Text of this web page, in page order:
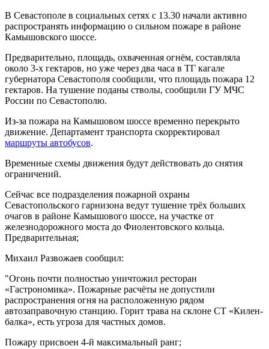
В Севастополе в социальных сетях с 13.30 начали активно
распространять информацию о сильном пожаре в районе
Камышовского шоссе.
Предварительно, площадь, охваченная огнём, составляла
около 3-х гектаров, но уже через два часа в ТГ кагале
губернатора Севастополя сообщили, что площадь пожара 12
гектаров. На тушение поданы стволы, сообщили ГУ МЧС
России по Севастополю.
Из-за пожара на Камышовом шоссе временно перекрыто
движение. Департамент транспорта скорректировал
маршруты автобусов.
Временные схемы движения будут действовать до снятия
ограничений.
Сейчас все подразделения пожарной охраны
Севастопольского гарнизона ведут тушение трёх больших
очагов в районе Камышового шоссе, на участке от
железнодорожного моста до Фиолентовского кольца.
Предварительная;
Михаил Развожаев сообщил:
"Огонь почти полностью уничтожил ресторан
«Гастрономика». Пожарные расчёты не допустили
распространения огня на расположенную рядом
автозаправочную станцию. Горит трава на склоне СТ «Килен-
балка», есть угроза для частных домов.
Пожару присвоен 4-й максимальный ранг;